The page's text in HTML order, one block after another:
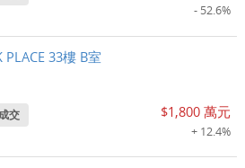
- 52.6%
PLACE 33樓 B室
交 $1,800 萬元
+ 12.4%